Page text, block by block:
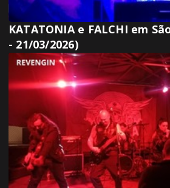
KATATONIA e FALCHI em
- 21/03/2026)